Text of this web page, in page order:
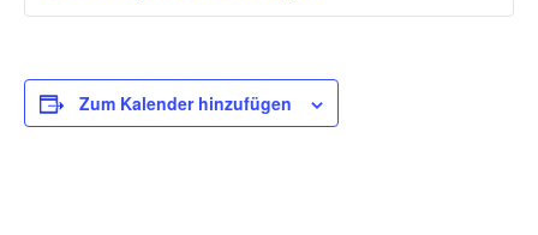
Zum Kalender hinzufügen